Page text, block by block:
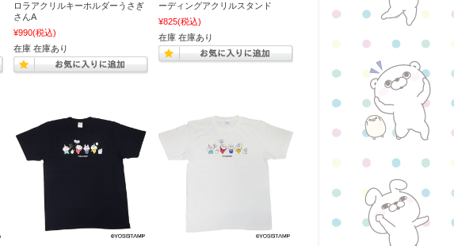
ロラアクリルキーホルダーうさぎ
さんA
¥990(税込)
在庫 在庫あり
ーディングアクリルスタンド
¥825(税込)
在庫 在庫あり